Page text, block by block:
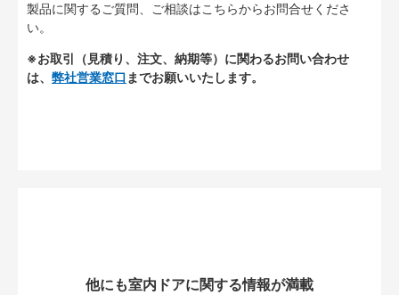
製品に関するご質問、ご相談はこちらからお問合せくださ
い。
※お取引（見積り、注文、納期等）に関わるお問い合わせ
は、 弊社営業窓口 までお願いいたします。
他にも室内ドアに関する情報が満載